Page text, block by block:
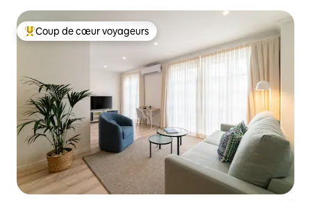
Coups de cœur voyageurs les plus appréciés
Coup de cœur voyageurs